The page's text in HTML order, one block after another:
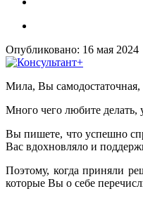
Опубликовано: 16 мая 2024
Мила, Вы самодостаточная,
Много чего любите делать,
Вы пишете, что успешно
Вас вдохновляло и
Поэтому, когда приняли
которые Вы о себе